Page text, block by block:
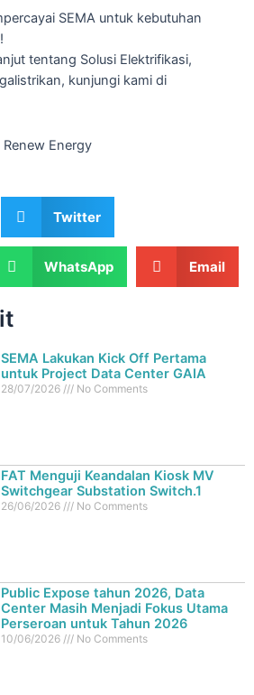
SEMA untuk kebutuhan
tentang Solusi Elektrifikasi,
kunjungi kami di
Energy
Twitter
WhatsApp Email
SEMA Lakukan Kick Off Pertama
untuk Project Data Center GAIA
28/07/2026 No Comments
FAT Menguji Keandalan Kiosk MV
Switchgear Substation Switch.1
26/06/2026 No Comments
Public Expose tahun 2026, Data
Center Masih Menjadi Fokus Utama
Perseroan untuk Tahun 2026
10/06/2026 No Comments